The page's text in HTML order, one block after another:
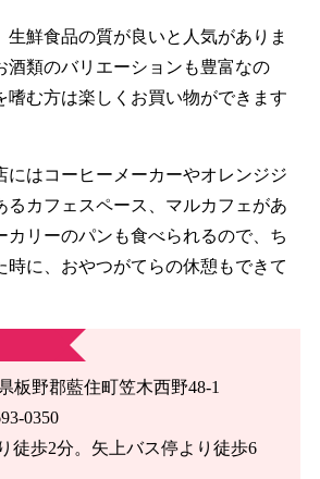
生鮮食品の質が良いと人気がありま
酒類のバリエーションも豊富なの
嗜む方は楽しくお買い物ができます
にはコーヒーメーカーやオレンジジ
るカフェスペース、マルカフェがあ
カリーのパンも食べられるので、ち
時に、おやつがてらの休憩もできて
板野郡藍住町笠木西野48-1
0350
徒歩2分。矢上バス停より徒歩6